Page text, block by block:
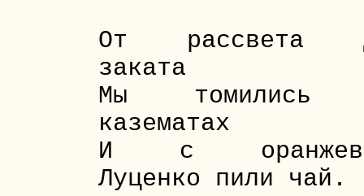
От рассвета
заката
Мы томились
казематах
И с
Луценко пили чай.